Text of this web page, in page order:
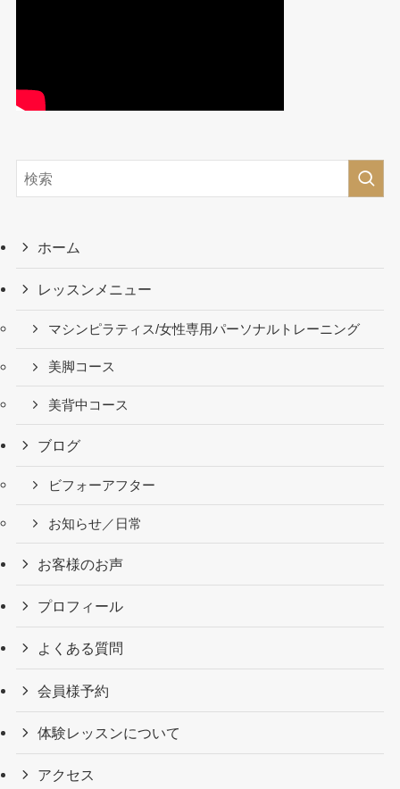
ホーム
レッスンメニュー
マシンピラティス/女性専用パーソナルトレーニング
美脚コース
美背中コース
ブログ
ビフォーアフター
お知らせ／日常
お客様のお声
プロフィール
よくある質問
会員様予約
体験レッスンについて
アクセス